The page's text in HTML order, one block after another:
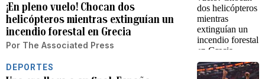
¡En pleno vuelo! Chocan dos
helicópteros mientras extinguían un
incendio forestal en Grecia
Por The Associated Press
DEPORTES